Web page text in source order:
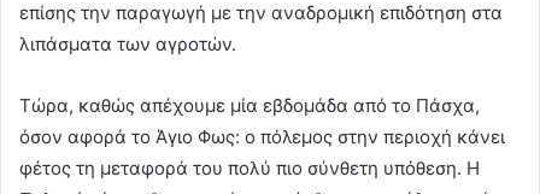
επίσης την παραγωγή με την αναδρομική επιδότηση στα
λιπάσματα των αγροτών.
Τώρα, καθώς απέχουμε μία εβδομάδα από το Πάσχα,
όσον αφορά το Άγιο Φως: ο πόλεμος στην περιοχή κάνει
φέτος τη μεταφορά του πολύ πιο σύνθετη υπόθεση. Η